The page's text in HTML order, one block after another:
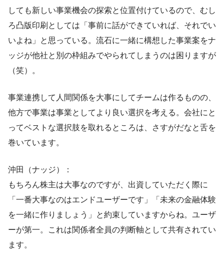
しても新しい事業機会の探索と位置付けているので、むし
ろ凸版印刷としては「事前に話ができていれば、それでい
いよね」と思っている。流石に一緒に構想した事業案をナ
ッジが他社と別の枠組みでやられてしまうのは困りますが
（笑）。
事業連携して人間関係を大事にしてチームは作るものの、
他方で事業は事業としてより良い選択を考える。会社にと
ってベストな選択肢を取れるところは、さすがだなと舌を
巻いています。
沖田（ナッジ）：
もちろん株主は大事なのですが、出資していただく際に
「一番大事なのはエンドユーザーです」「未来の金融体験
を一緒に作りましょう」と約束していますからね。ユーザ
ーが第一。これは関係者全員の判断軸として共有されてい
ます。